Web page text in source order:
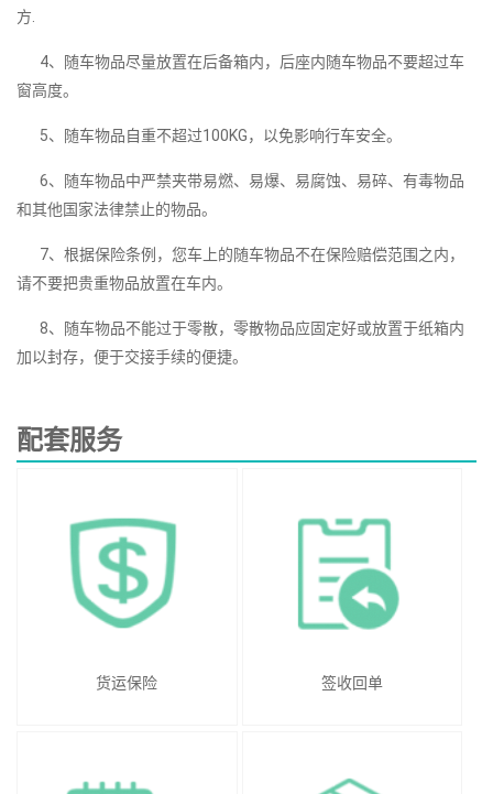
方.
4、随车物品尽量放置在后备箱内，后座内随车物品不要超过车
窗高度。
5、随车物品自重不超过100KG，以免影响行车安全。
6、随车物品中严禁夹带易燃、易爆、易腐蚀、易碎、有毒物品
和其他国家法律禁止的物品。
7、根据保险条例，您车上的随车物品不在保险赔偿范围之内，
请不要把贵重物品放置在车内。
8、随车物品不能过于零散，零散物品应固定好或放置于纸箱内
加以封存，便于交接手续的便捷。
配套服务
货运保险 签收回单